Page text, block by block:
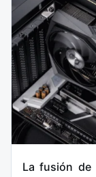
La fusión de